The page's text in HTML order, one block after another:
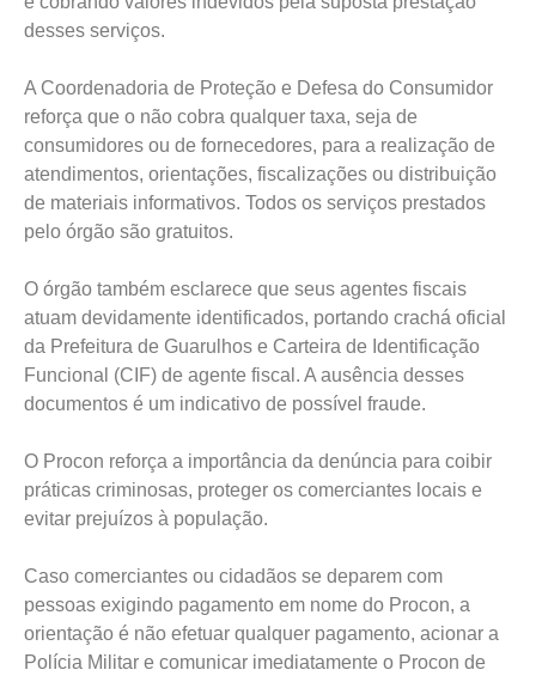
desses serviços.
A Coordenadoria de Proteção e Defesa do Consumidor
reforça que o não cobra qualquer taxa, seja de
consumidores ou de fornecedores, para a realização de
atendimentos, orientações, fiscalizações ou distribuição
de materiais informativos. Todos os serviços prestados
pelo órgão são gratuitos.
O órgão também esclarece que seus agentes fiscais
atuam devidamente identificados, portando crachá oficial
da Prefeitura de Guarulhos e Carteira de Identificação
Funcional (CIF) de agente fiscal. A ausência desses
documentos é um indicativo de possível fraude.
O Procon reforça a importância da denúncia para coibir
práticas criminosas, proteger os comerciantes locais e
evitar prejuízos à população.
Caso comerciantes ou cidadãos se deparem com
pessoas exigindo pagamento em nome do Procon, a
orientação é não efetuar qualquer pagamento, acionar a
Polícia Militar e comunicar imediatamente o Procon de